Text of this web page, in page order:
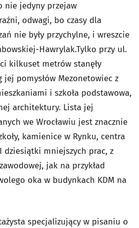
nie jedyny przejaw
odwagi, bo czasy dla
nie były przychylne, i wreszcie
Hawrylak.Tylko przy ul.
kilkuset metrów stanęły
jej pomysłów Mezonetowiec z
i szkoła podstawowa,
architektury. Lista jej
we Wrocławiu jest znacznie
kamienice w Rynku, centra
dziesiątki mniejszych prac, z
jak na przykład
oka w budynkach KDM na
specjalizujący w pisaniu o